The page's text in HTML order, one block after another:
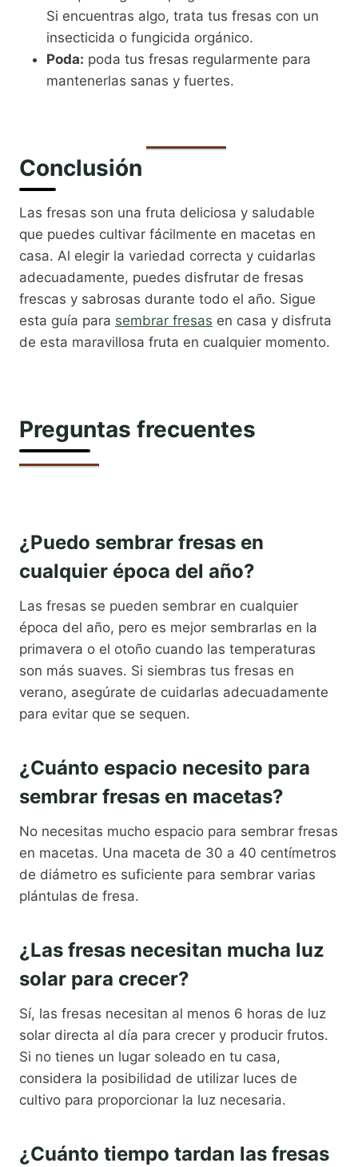
Si encuentras algo, trata tus fresas con un
insecticida o fungicida orgánico.
Poda: poda tus fresas regularmente para
mantenerlas sanas y fuertes.
Conclusión
Las fresas son una fruta deliciosa y saludable
que puedes cultivar fácilmente en macetas en
casa. Al elegir la variedad correcta y cuidarlas
adecuadamente, puedes disfrutar de fresas
frescas y sabrosas durante todo el año. Sigue
esta guía para sembrar fresas en casa y disfruta
de esta maravillosa fruta en cualquier momento.
Preguntas frecuentes
¿Puedo sembrar fresas en
cualquier época del año?
Las fresas se pueden sembrar en cualquier
época del año, pero es mejor sembrarlas en la
primavera o el otoño cuando las temperaturas
son más suaves. Si siembras tus fresas en
verano, asegúrate de cuidarlas adecuadamente
para evitar que se sequen.
¿Cuánto espacio necesito para
sembrar fresas en macetas?
No necesitas mucho espacio para sembrar fresas
en macetas. Una maceta de 30 a 40 centímetros
de diámetro es suficiente para sembrar varias
plántulas de fresa.
¿Las fresas necesitan mucha luz
solar para crecer?
Sí, las fresas necesitan al menos 6 horas de luz
solar directa al día para crecer y producir frutos.
Si no tienes un lugar soleado en tu casa,
considera la posibilidad de utilizar luces de
cultivo para proporcionar la luz necesaria.
¿Cuánto tiempo tardan las fresas